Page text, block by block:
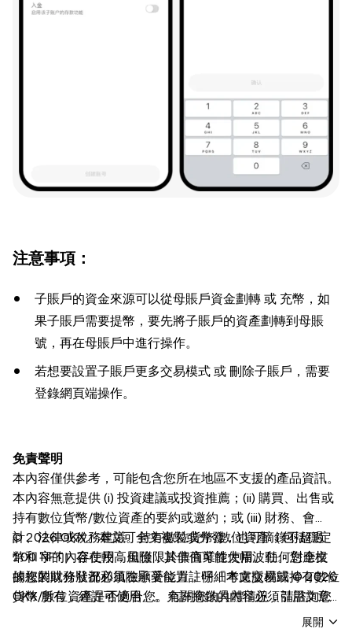
注意事項：
子賬戶的資金來源可以從母賬戶資金劃轉 或 充幣，如
果子賬戶需要提幣，要先將子賬戶的資產劃轉到母賬
號，再在母賬戶中進行操作。
若想要設置子賬戶更多交易模式 或 刪除子賬戶，需要
登錄網頁端操作。
免責聲明
本內容僅供參考，可能包含您所在地區不支援的產品資訊。
本內容無意提供 (i) 投資建議或投資推薦；(ii) 購買、出售或
持有數位貨幣/數位資產的要約或邀約；或 (iii) 財務、會
計、法律或稅務建議。持有數位貨幣/數位資產（包括穩定
幣和 NFT）存在較高風險，其價值可能大幅波動。您應根
據您的財務狀況和風險承受能力，仔細考慮交易或持有數位
貨幣/數位資產是否適合您。有關您的具體情況，請諮詢您
的法律/稅務/投資專業人士。本帖中的所有資訊（包括市場
© 2026 OKX。本文可全文複製或分發，也可摘錄不超過
100 字的內容使用，但僅限於非商業性使用。任何對全文
的複製或分發都必須在顯著位置註明「本文版權歸 © 2026
OKX 所有，經許可使用」。允許摘錄的內容必須引用文章
名稱並註明出處，例如「文章名稱，[作者姓名（如適展開